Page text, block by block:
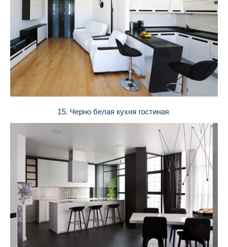
15. Черно белая кухня гостиная